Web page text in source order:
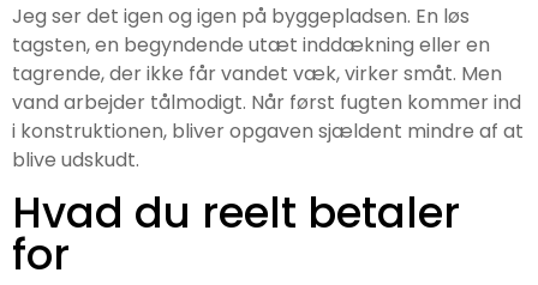
Jeg ser det igen og igen på byggepladsen. En løs
tagsten, en begyndende utæt inddækning eller en
tagrende, der ikke får vandet væk, virker småt. Men
vand arbejder tålmodigt. Når først fugten kommer ind
i konstruktionen, bliver opgaven sjældent mindre af at
blive udskudt.
Hvad du reelt betaler
for